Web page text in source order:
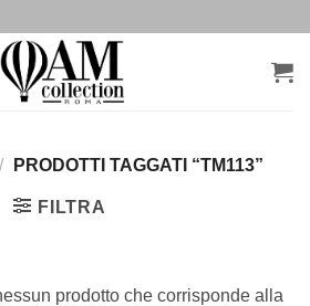
/ PRODOTTI TAGGATI “TM113”
FILTRA
prodotto che corrisponde alla